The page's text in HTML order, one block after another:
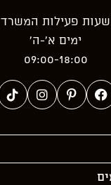
שעות פעילות המשרד
ימים א’-ה’
09:00-18:00